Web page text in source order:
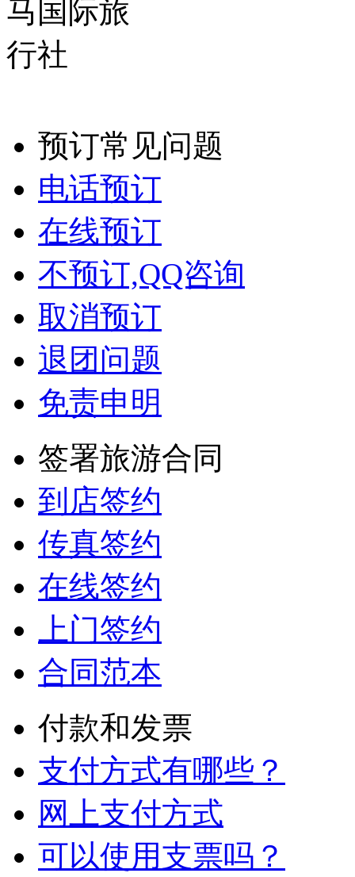
预订常见问题
电话预订
在线预订
不预订,QQ咨询
取消预订
退团问题
免责申明
签署旅游合同
到店签约
传真签约
在线签约
上门签约
合同范本
付款和发票
支付方式有哪些？
网上支付方式
可以使用支票吗？